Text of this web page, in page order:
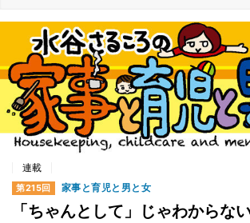
連載
第215回 家事と育児と男と女
「ちゃんとして」じゃわからな